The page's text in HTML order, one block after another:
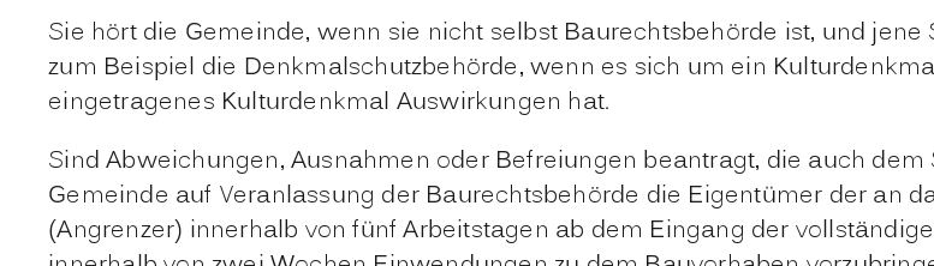
Sie hört die Gemeinde, wenn sie nicht selbst Baurechtsbehörde ist, und
zum Beispiel die Denkmalschutzbehörde, wenn es sich um ein
eingetragenes Kulturdenkmal Auswirkungen hat.
Sind Abweichungen, Ausnahmen oder Befreiungen beantragt, die auch
Gemeinde auf Veranlassung der Baurechtsbehörde die Eigentümer der an
(Angrenzer) innerhalb von fünf Arbeitstagen ab dem Eingang der